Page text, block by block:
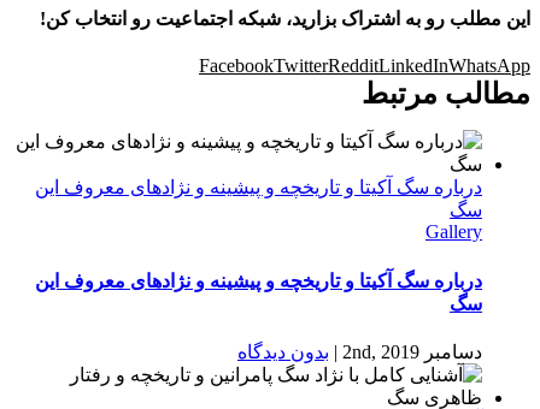
این مطلب رو به اشتراک بزارید، شبکه اجتماعیت رو انتخاب کن!
FacebookTwitterRedditLinkedInWhatsApp
مطالب مرتبط
درباره سگ آکیتا و تاریخچه و پیشینه و نژادهای معروف این
سگ
Gallery
درباره سگ آکیتا و تاریخچه و پیشینه و نژادهای معروف این
سگ
دسامبر 2nd, 2019 | بدون ديدگاه